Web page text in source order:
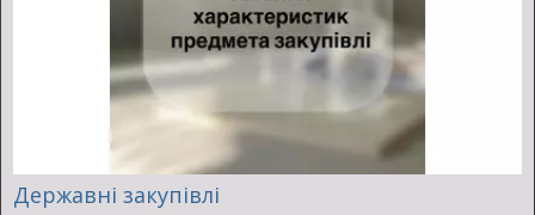
Державні закупівлі